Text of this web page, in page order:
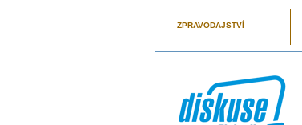
ZPRAVODAJSTVÍ